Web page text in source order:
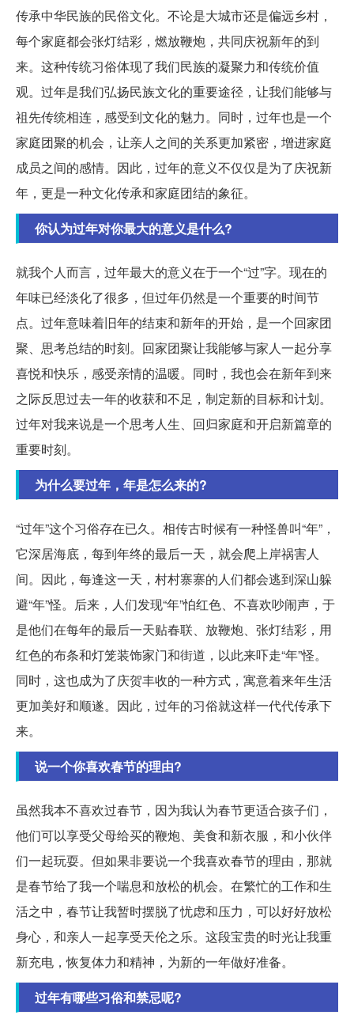
传承中华民族的民俗文化。不论是大城市还是偏远乡村，
每个家庭都会张灯结彩，燃放鞭炮，共同庆祝新年的到
来。这种传统习俗体现了我们民族的凝聚力和传统价值
观。过年是我们弘扬民族文化的重要途径，让我们能够与
祖先传统相连，感受到文化的魅力。同时，过年也是一个
家庭团聚的机会，让亲人之间的关系更加紧密，增进家庭
成员之间的感情。因此，过年的意义不仅仅是为了庆祝新
年，更是一种文化传承和家庭团结的象征。
你认为过年对你最大的意义是什么?
就我个人而言，过年最大的意义在于一个“过”字。现在的
年味已经淡化了很多，但过年仍然是一个重要的时间节
点。过年意味着旧年的结束和新年的开始，是一个回家团
聚、思考总结的时刻。回家团聚让我能够与家人一起分享
喜悦和快乐，感受亲情的温暖。同时，我也会在新年到来
之际反思过去一年的收获和不足，制定新的目标和计划。
过年对我来说是一个思考人生、回归家庭和开启新篇章的
重要时刻。
为什么要过年，年是怎么来的?
“过年”这个习俗存在已久。相传古时候有一种怪兽叫“年”，
它深居海底，每到年终的最后一天，就会爬上岸祸害人
间。因此，每逢这一天，村村寨寨的人们都会逃到深山躲
避“年”怪。后来，人们发现“年”怕红色、不喜欢吵闹声，于
是他们在每年的最后一天贴春联、放鞭炮、张灯结彩，用
红色的布条和灯笼装饰家门和街道，以此来吓走“年”怪。
同时，这也成为了庆贺丰收的一种方式，寓意着来年生活
更加美好和顺遂。因此，过年的习俗就这样一代代传承下
来。
说一个你喜欢春节的理由?
虽然我本不喜欢过春节，因为我认为春节更适合孩子们，
他们可以享受父母给买的鞭炮、美食和新衣服，和小伙伴
们一起玩耍。但如果非要说一个我喜欢春节的理由，那就
是春节给了我一个喘息和放松的机会。在繁忙的工作和生
活之中，春节让我暂时摆脱了忧虑和压力，可以好好放松
身心，和亲人一起享受天伦之乐。这段宝贵的时光让我重
新充电，恢复体力和精神，为新的一年做好准备。
过年有哪些习俗和禁忌呢?